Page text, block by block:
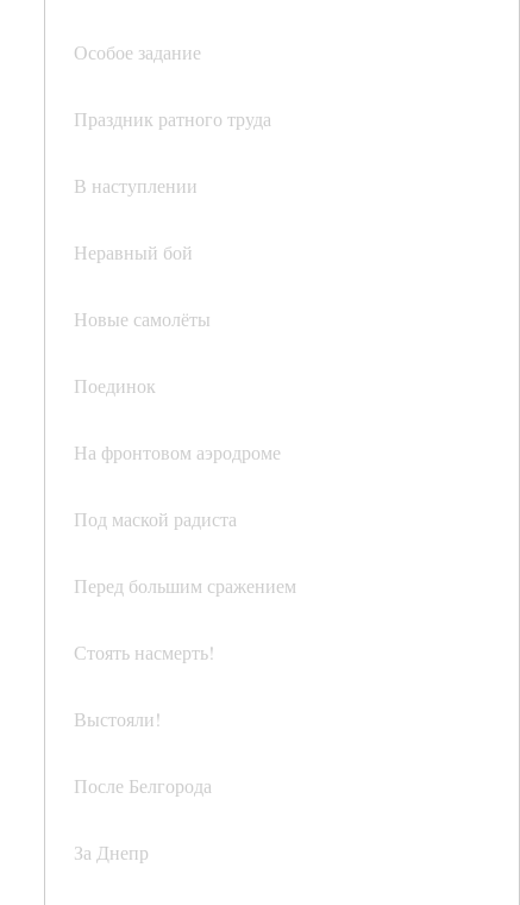
Особое задание
Праздник ратного труда
В наступлении
Неравный бой
Новые самолёты
Поединок
На фронтовом аэродроме
Под маской радиста
Перед большим сражением
Стоять насмерть!
Выстояли!
После Белгорода
За Днепр